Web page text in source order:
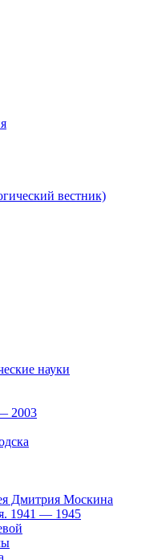
вестник)
науки
2003
Дмитрия Москина
1941 — 1945